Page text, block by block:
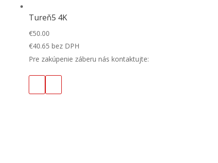
Tureň5 4K
€50.00
€40.65 bez DPH
Pre zakúpenie záberu nás kontaktujte: